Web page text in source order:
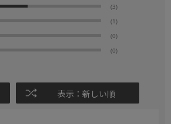
(3)
(1)
(0)
(0)
表示：新しい順